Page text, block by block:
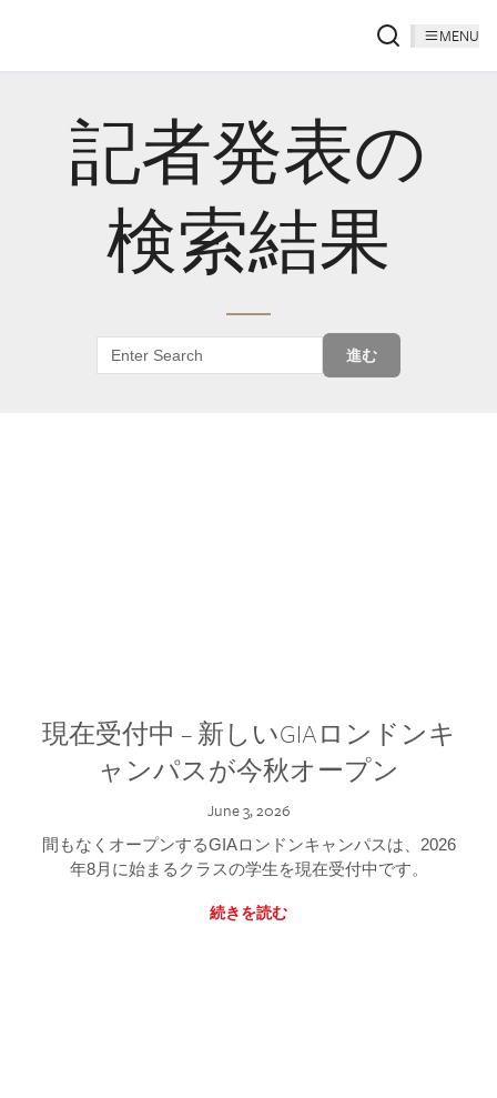
MENU
記者発表の
検索結果
進む
現在受付中 – 新しいGIAロンドンキ
ャンパスが今秋オープン
June 3, 2026
間もなくオープンするGIAロンドンキャンパスは、2026
年8月に始まるクラスの学生を現在受付中です。
続きを読む